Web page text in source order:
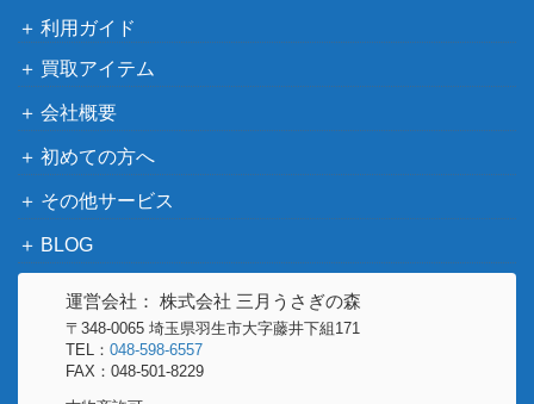
[Foil]擾乱のドミヌス、ソルフィム/Sol
phim, Mayhem Dominus [ONE] 《日》
（ファイレ
一）
eror [FND]《日》
ザ・コース
ト
（ファウン
利用ガイド
買取アイテム
会社概要
初めての方へ
その他サービス
BLOG
運営会社： 株式会社 三月うさぎの森
〒348-0065 埼玉県羽生市大字藤井下組171
TEL： 048-598-6557
FAX：048-501-8229